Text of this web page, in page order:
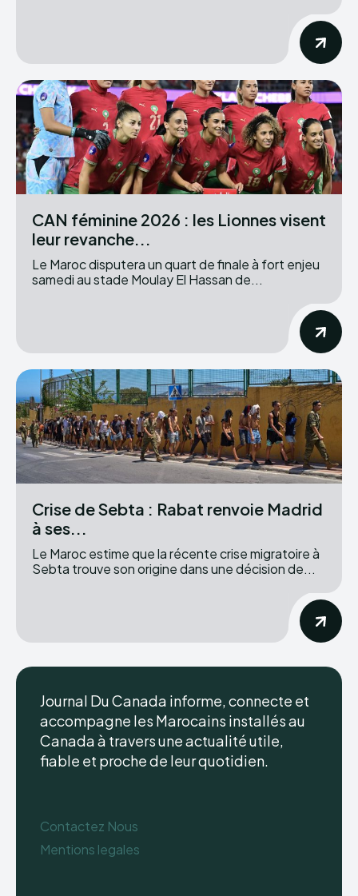
CAN féminine 2026 : les Lionnes visent
leur revanche...
Le Maroc disputera un quart de finale à fort enjeu
samedi au stade Moulay El Hassan de...
Crise de Sebta : Rabat renvoie Madrid
à ses...
Le Maroc estime que la récente crise migratoire à
Sebta trouve son origine dans une décision de...
Journal Du Canada informe, connecte et
accompagne les Marocains installés au
Canada à travers une actualité utile,
fiable et proche de leur quotidien.
Contactez Nous
Mentions legales